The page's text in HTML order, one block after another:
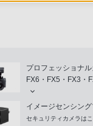
プロフェッショナ
FX6・FX5・FX3・
イメージセンシン
セキュリティカメラは